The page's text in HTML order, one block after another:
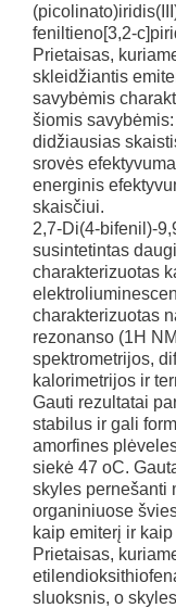
feniltieno[3,2-
Prietaisas,
skleidžiantis
savybėmis
šiomis
didžiausias
srovės
energinis
skaisčiui.
2,7-Di(4-bifenil)-
susintetintas
charakterizuotas
charakterizuotas
rezonanso (1H
spektrometrijos,
kalorimetrijos ir
Gauti rezultatai
stabilus ir gali
amorfines
siekė 47 oC.
skyles pernešanti
organiniuose
kaip emiterį ir
Prietaisas,
sluoksnis, o